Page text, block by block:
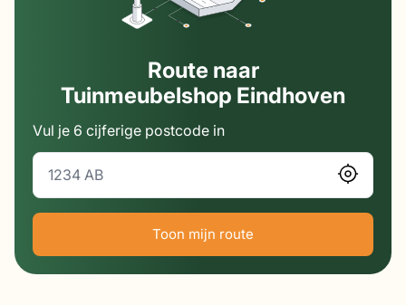
Route naar
Tuinmeubelshop Eindhoven
Vul je 6 cijferige postcode in
Toon mijn route